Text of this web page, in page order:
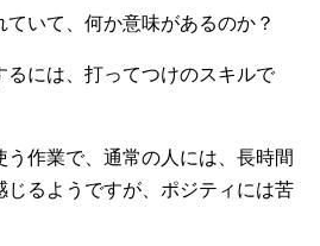
いて、何か意味があるのか？
るには、打ってつけのスキルで
作業で、通常の人には、長時間
じるようですが、ポジティには苦